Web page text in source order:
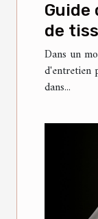
de
Dans un
d'entretien
dans...